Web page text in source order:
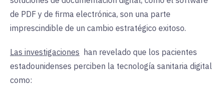
de PDF y de firma electrónica, son una parte
imprescindible de un cambio estratégico exitoso.
Las investigaciones han revelado que los pacientes
estadounidenses perciben la tecnología sanitaria digital
como: